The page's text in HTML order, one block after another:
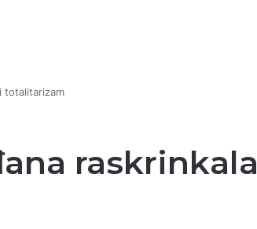
totalitarizam